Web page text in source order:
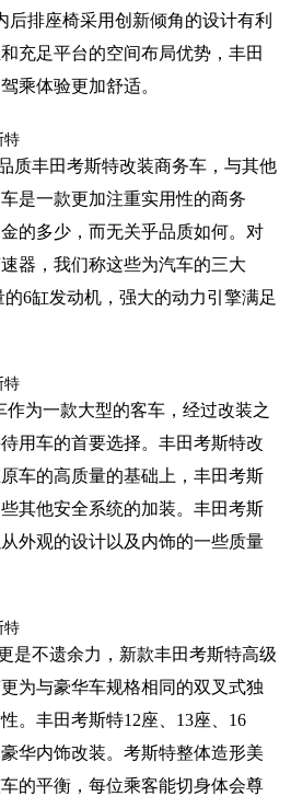
后排座椅采用创新倾角的设计有利
充足平台的空间布局优势，丰田
乘体验更加舒适。
质丰田考斯特改装商务车，与其他
是一款更加注重实用性的商务
的多少，而无关乎品质如何。对
器，我们称这些为汽车的三大
6缸发动机，强大的动力引擎满足
作为一款大型的客车，经过改装之
用车的首要选择。丰田考斯特改
车的高质量的基础上，丰田考斯
其他安全系统的加装。丰田考斯
外观的设计以及内饰的一些质量
是不遗余力，新款丰田考斯特高级
为与豪华车规格相同的双叉式独
。丰田考斯特12座、13座、16
华内饰改装。考斯特整体造形美
的平衡，每位乘客能切身体会尊